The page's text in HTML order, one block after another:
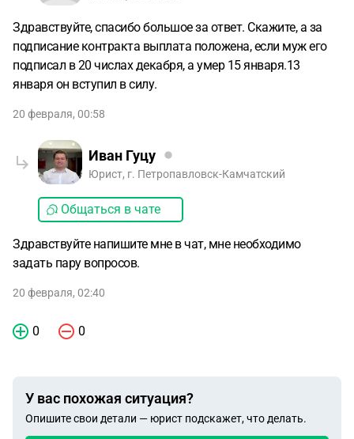
Здравствуйте, спасибо большое за ответ. Скажите, а за
подписание контракта выплата положена, если муж его
подписал в 20 числах декабря, а умер 15 января.13
января он вступил в силу.
20 февраля, 00:58
Иван Гуцу
Юрист, г. Петропавловск-Камчатский
Общаться в чате
Здравствуйте напишите мне в чат, мне необходимо
задать пару вопросов.
20 февраля, 02:40
0 0
У вас похожая ситуация?
Опишите свои детали — юрист подскажет, что делать.